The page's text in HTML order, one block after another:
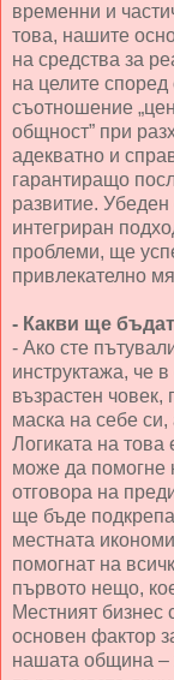
временни и
това, нашите
на средства за
на целите
съотношение
общност” при
адекватно и
гарантиращо
развитие.
интегриран
проблеми, ще
привлекателно
- Какви ще
- Ако сте
инструктажа, че
възрастен
маска на себе си,
Логиката на това
може да помогне
отговора на
ще бъде
местната
помогнат на
първото нещо,
Местният бизнес
основен фактор
нашата община –